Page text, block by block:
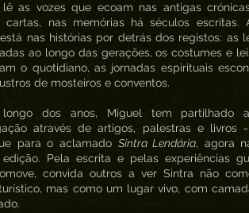
lê as vozes que ecoam nas antigas
cartas, nas memórias há séculos escritas.
nas histórias por detrás dos registos: as
ao longo das gerações, os costumes e
o quotidiano, as jornadas espirituais
de mosteiros e conventos.
dos anos, Miguel tem partilhado
através de artigos, palestras e livros
para o aclamado Sintra Lendária, agora
Pela escrita e pelas experiências
convida outros a ver Sintra não
mas como um lugar vivo, com